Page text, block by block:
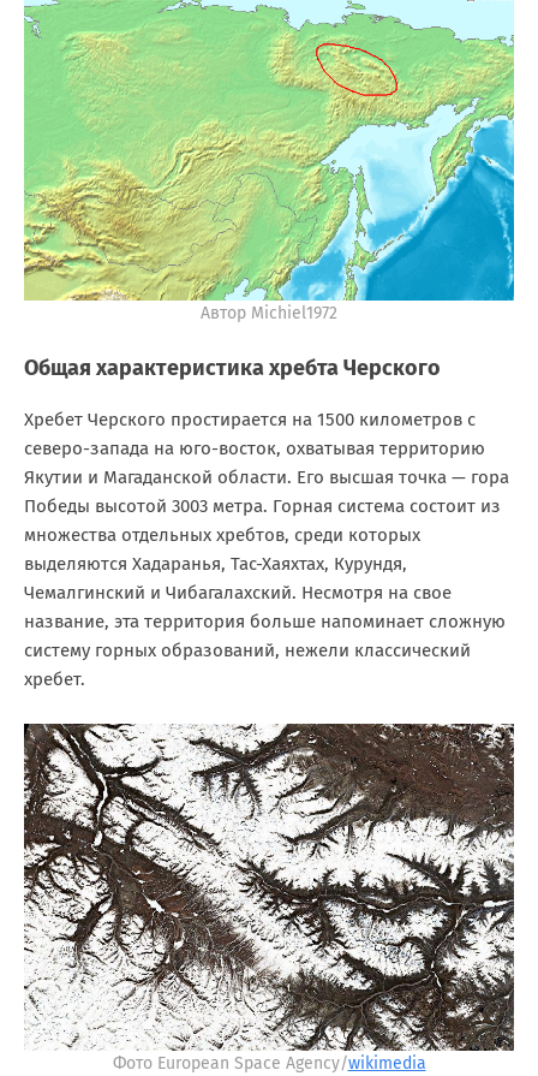
Автор Michiel1972
Общая характеристика хребта Черского
Хребет Черского простирается на 1500 километров с
северо-запада на юго-восток, охватывая территорию
Якутии и Магаданской области. Его высшая точка — гора
Победы высотой 3003 метра. Горная система состоит из
множества отдельных хребтов, среди которых
выделяются Хадаранья, Тас-Хаяхтах, Курундя,
Чемалгинский и Чибагалахский. Несмотря на свое
название, эта территория больше напоминает сложную
систему горных образований, нежели классический
хребет.
Фото European Space Agency/wikimedia